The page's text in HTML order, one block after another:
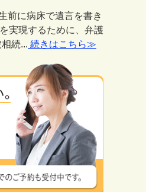
に病床で遺言を書き
実現するために、弁護
続... 続きはこちら≫